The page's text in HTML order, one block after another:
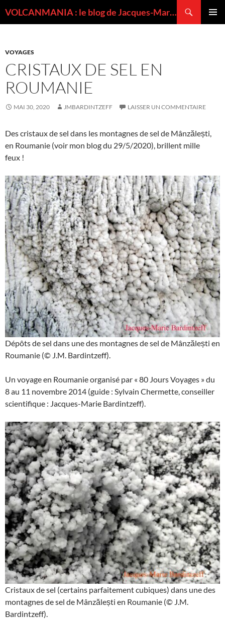
VOLCANMANIA : le blog de Jacques-Marie BARDINTZEFF, volcanologue
VOYAGES
CRISTAUX DE SEL EN
ROUMANIE
MAI 30, 2020 JMBARDINTZEFF LAISSER UN COMMENTAIRE
Des cristaux de sel dans les montagnes de sel de Mânzălești,
en Roumanie (voir mon blog du 29/5/2020), brillent mille
feux !
Dépôts de sel dans une des montagnes de sel de Mânzălești en
Roumanie (© J.M. Bardintzeff).
Un voyage en Roumanie organisé par « 80 Jours Voyages » du
8 au 11 novembre 2014 (guide : Sylvain Chermette, conseiller
scientifique : Jacques-Marie Bardintzeff).
Cristaux de sel (certains parfaitement cubiques) dans une des
montagnes de sel de Mânzălești en Roumanie (© J.M.
Bardintzeff).